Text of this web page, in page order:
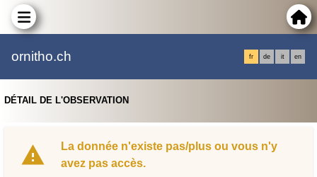
ornitho.ch fr de it en
DÉTAIL DE L'OBSERVATION
La donnée n'existe pas/plus ou vous n'y
avez pas accès.